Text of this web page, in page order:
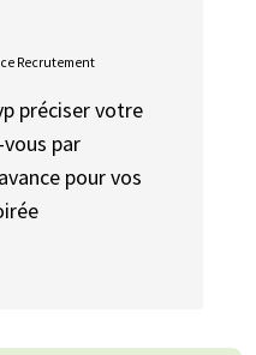
Recrutement
préciser votre
par
pour vos